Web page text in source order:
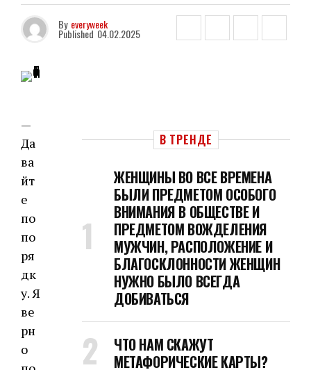
By everyweek
Published 04.02.2025
—
Да
ва
йт
е
по
по
ря
дк
у. Я
ве
рн
о
В ТРЕНДЕ
ЖЕНЩИНЫ ВО ВСЕ ВРЕМЕНА
БЫЛИ ПРЕДМЕТОМ ОСОБОГО
ВНИМАНИЯ В ОБЩЕСТВЕ И
ПРЕДМЕТОМ ВОЖДЕЛЕНИЯ
МУЖЧИН, РАСПОЛОЖЕНИЕ И
БЛАГОСКЛОННОСТИ ЖЕНЩИН
НУЖНО БЫЛО ВСЕГДА
ДОБИВАТЬСЯ
ЧТО НАМ СКАЖУТ
МЕТАФОРИЧЕСКИЕ КАРТЫ?